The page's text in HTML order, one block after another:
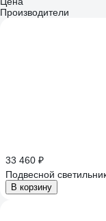
Производители
33 460 ₽
Подвесной
В корзину